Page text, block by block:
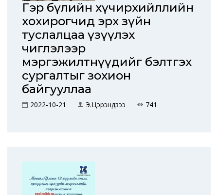
Гэр бүлийн хүчирхийллийн
хохирогчид эрх зүйн
туслалцаа үзүүлэх
чиглэлээр
мэргэжилтнүүдийг бэлтгэх
сургалтыг зохион
байгууллаа
2022-10-21 Э.Цэрэндүзээ 741